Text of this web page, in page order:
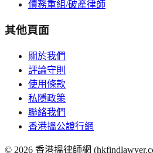
債務重組/破產律師
其他頁面
關於我們
評論守則
使用條款
私隱政策
聯絡我們
香港搵公證行網
© 2026 香港搵律師網